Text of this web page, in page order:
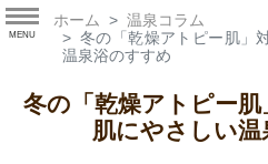
ホーム
温泉コラム
冬の「乾燥アトピー肌」
温泉浴のすすめ
冬の「乾燥アトピー肌
肌にやさしい
MENU